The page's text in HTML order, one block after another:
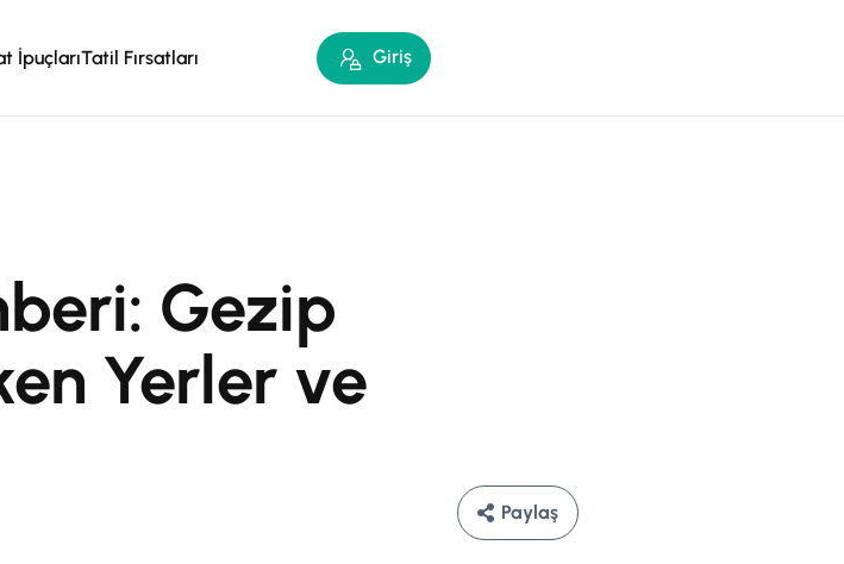
İpuçlarıTatil Fırsatları Giriş
Gezip
Yerler ve
Paylaş